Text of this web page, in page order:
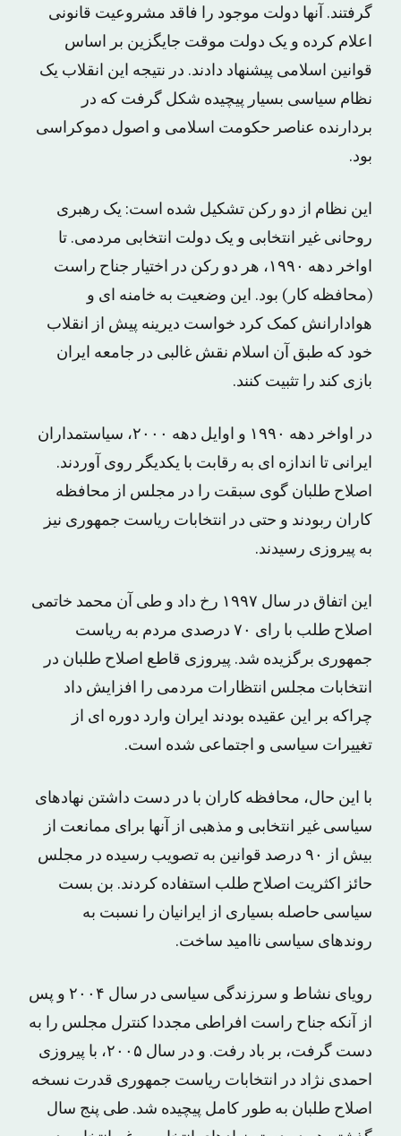
گرفتند. آنها دولت موجود را فاقد مشروعیت قانونی
اعلام کرده و یک دولت موقت جایگزین بر اساس
قوانین اسلامی پیشنهاد دادند. در نتیجه این انقلاب یک
نظام سیاسی بسیار پیچیده شکل گرفت که در
بردارنده عناصر حکومت اسلامی و اصول دموکراسی
بود.
این نظام از دو رکن تشکیل شده است: یک رهبری
روحانی غیر انتخابی و یک دولت انتخابی مردمی. تا
اواخر دهه ۱۹۹۰، هر دو رکن در اختیار جناح راست
(محافظه کار) بود. این وضعیت به خامنه ای و
هوادارانش کمک کرد خواست دیرینه پیش از انقلاب
خود که طبق آن اسلام نقش غالبی در جامعه ایران
بازی کند را تثبیت کنند.
در اواخر دهه ۱۹۹۰ و اوایل دهه ۲۰۰۰، سیاستمداران
ایرانی تا اندازه ای به رقابت با یکدیگر روی آوردند.
اصلاح طلبان گوی سبقت را در مجلس از محافظه
کاران ربودند و حتی در انتخابات ریاست جمهوری نیز
به پیروزی رسیدند.
این اتفاق در سال ۱۹۹۷ رخ داد و طی آن محمد خاتمی
اصلاح طلب با رای ۷۰ درصدی مردم به ریاست
جمهوری برگزیده شد. پیروزی قاطع اصلاح طلبان در
انتخابات مجلس انتظارات مردمی را افزایش داد
چراکه بر این عقیده بودند ایران وارد دوره ای از
تغییرات سیاسی و اجتماعی شده است.
با این حال، محافظه کاران با در دست داشتن نهادهای
سیاسی غیر انتخابی و مذهبی از آنها برای ممانعت از
بیش از ۹۰ درصد قوانین به تصویب رسیده در مجلس
حائز اکثریت اصلاح طلب استفاده کردند. بن بست
سیاسی حاصله بسیاری از ایرانیان را نسبت به
روندهای سیاسی ناامید ساخت.
رویای نشاط و سرزندگی سیاسی در سال ۲۰۰۴ و پس
از آنکه جناح راست افراطی مجددا کنترل مجلس را به
دست گرفت، بر باد رفت. و در سال ۲۰۰۵، با پیروزی
احمدی نژاد در انتخابات ریاست جمهوری قدرت نسخه
اصلاح طلبان به طور کامل پیچیده شد. طی پنج سال